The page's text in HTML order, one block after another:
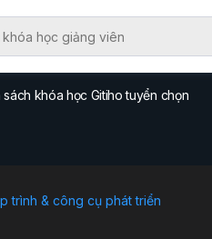
sách khóa học Gitiho tuyển chọn
trình & công cụ phát triển